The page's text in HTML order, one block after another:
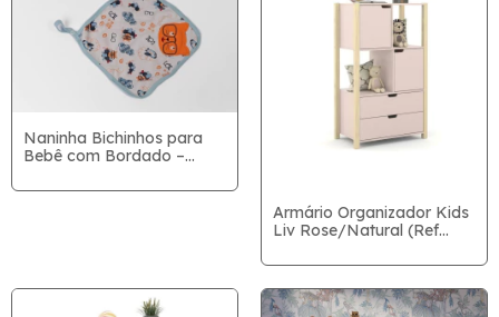
Naninha Bichinhos para
Bebê com Bordado –
Armário Organizador Kids
Liv Rose/Natural (Ref